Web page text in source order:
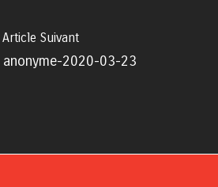
Article Suivant
anonyme-2020-03-23